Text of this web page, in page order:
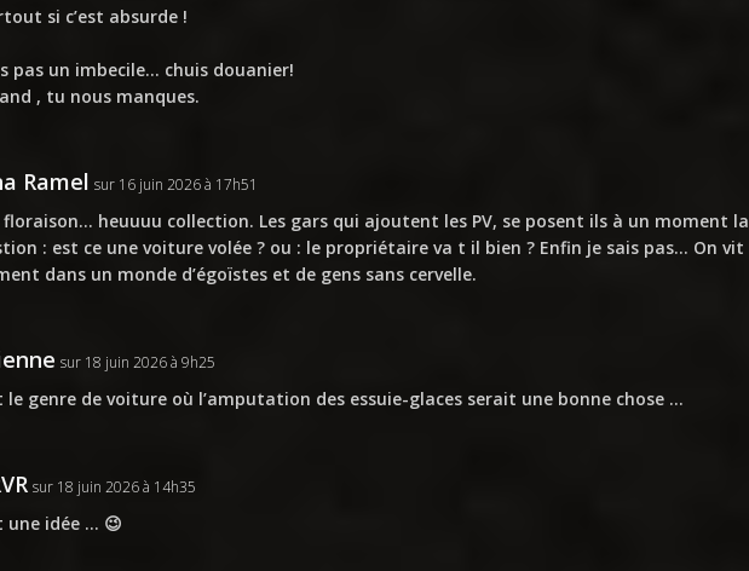
si c’est absurde !
pas un imbecile… chuis douanier!
, tu nous manques.
Ramel sur 16 juin 2026 à 17h51
floraison… heuuuu collection. Les gars qui ajoutent les PV, se posent ils à un moment la
: est ce une voiture volée ? ou : le propriétaire va t il bien ? Enfin je sais pas… On vit
dans un monde d’égoïstes et de gens sans cervelle.
sur 18 juin 2026 à 9h25
le genre de voiture où l’amputation des essuie-glaces serait une bonne chose …
sur 18 juin 2026 à 14h35
une idée … 😉